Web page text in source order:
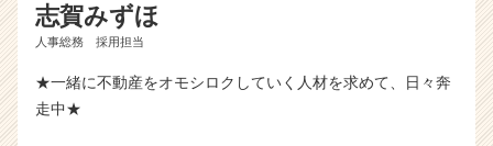
志賀みずほ
人事総務 採用担当
★一緒に不動産をオモシロクしていく人材を求めて、日々奔
走中★